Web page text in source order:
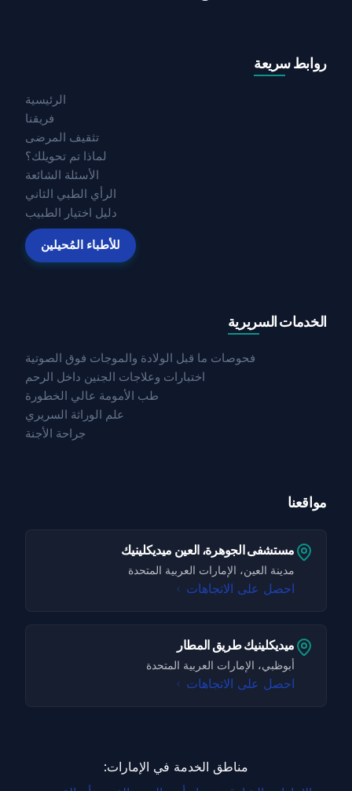
روابط سريعة
الرئيسية
فريقنا
تثقيف المرضى
لماذا تم تحويلك؟
الأسئلة الشائعة
الرأي الطبي الثاني
دليل اختيار الطبيب
للأطباء المُحيلين
الخدمات السريرية
فحوصات ما قبل الولادة والموجات فوق الصوتية
اختبارات وعلاجات الجنين داخل الرحم
طب الأمومة عالي الخطورة
علم الوراثة السريري
جراحة الأجنة
مواقعنا
مستشفى الجوهرة، العين ميديكلينيك
مدينة العين، الإمارات العربية المتحدة
احصل على الاتجاهات
ميديكلينيك طريق المطار
أبوظبي، الإمارات العربية المتحدة
احصل على الاتجاهات
مناطق الخدمة في الإمارات: